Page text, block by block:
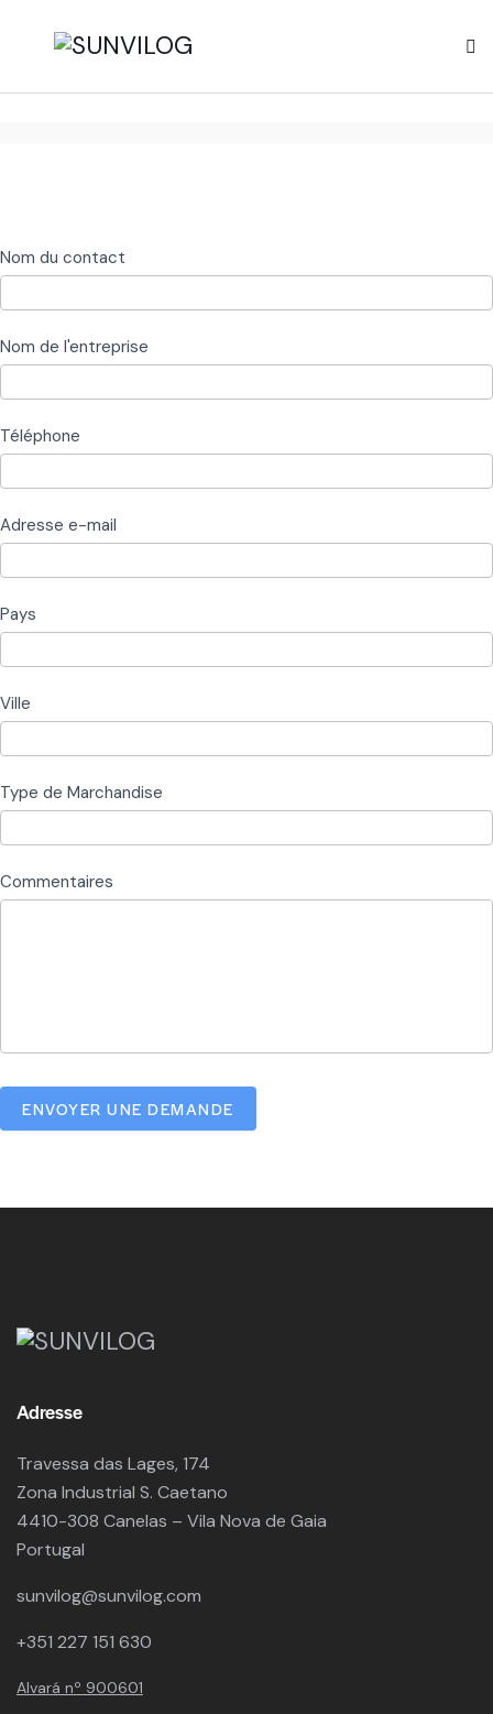
Logistique
et
Entreposage
Nom du contact
Nom de l'entreprise
Téléphone
Adresse e-mail
Pays
Ville
Type de Marchandise
Commentaires
ENVOYER UNE DEMANDE
Adresse
Travessa das Lages, 174
Zona Industrial S. Caetano
4410-308 Canelas – Vila Nova de Gaia
Portugal
sunvilog@sunvilog.com
+351 227 151 630
Alvará nº 900601